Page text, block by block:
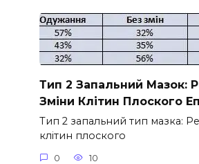
Тип 2 Запальний Мазок:
Зміни Клітин Плоского
Тип 2 запальний тип мазка:
клітин плоского
0 10